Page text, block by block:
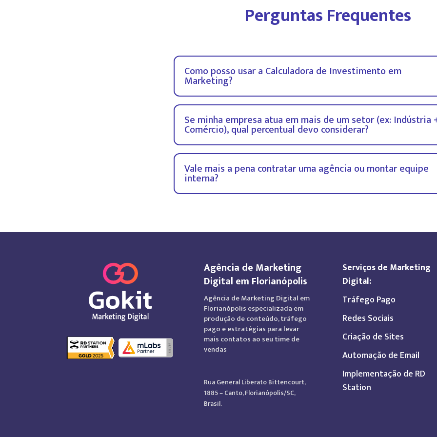
Perguntas Frequentes
Como posso usar a Calculadora de Investimento em
Marketing?
Se minha empresa atua em mais de um setor (ex: Indústria
Comércio), qual percentual devo considerar?
Vale mais a pena contratar uma agência ou montar equipe
interna?
Agência de Marketing
Digital em Florianópolis
Agência de Marketing Digital em
Florianópolis especializada em
produção de conteúdo, tráfego
pago e estratégias para levar
mais contatos ao seu time de
vendas
Rua General Liberato Bittencourt,
1885 – Canto, Florianópolis/SC,
Brasil.
Serviços de Marketing
Digital:
Tráfego Pago
Redes Sociais
Criação de Sites
Automação de Email
Implementação de RD
Station